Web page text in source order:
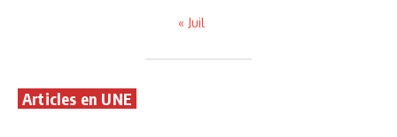
« Juil
Articles en UNE